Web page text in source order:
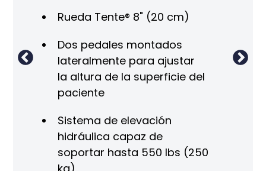
Rueda Tente® 8" (20 cm)
Dos pedales montados
lateralmente para ajustar
la altura de la superficie del
paciente
Sistema de elevación
hidráulica capaz de
soportar hasta 550 lbs (250